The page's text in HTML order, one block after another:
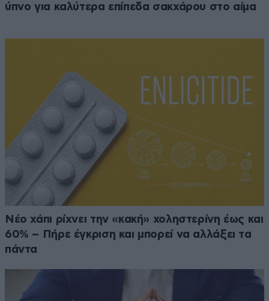
ύπνο για καλύτερα επίπεδα σακχάρου στο αίμα
Νέο χάπι ρίχνει την «κακή» χοληστερίνη έως και
60% – Πήρε έγκριση και μπορεί να αλλάξει τα
πάντα